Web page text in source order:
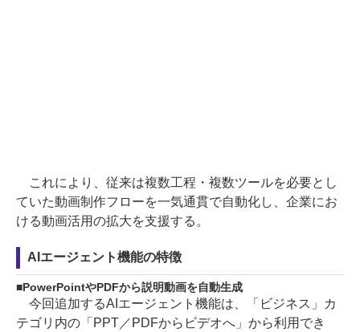
これにより、従来は複数工程・複数ツールを必要とし
ていた動画制作フローを一気通貫で自動化し、企業にお
ける動画活用の拡大を支援する。
AIエージェント機能の特徴
PowerPointやPDFから説明動画を自動生成
今回追加するAIエージェント機能は、「ビジネス」カ
テゴリ内の「PPT／PDFからビデオへ」から利用でき